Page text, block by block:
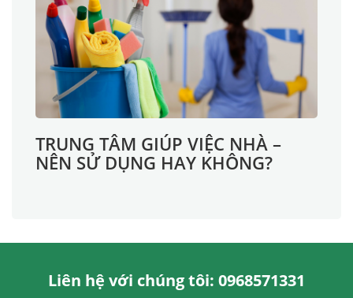
TRUNG TÂM GIÚP VIỆC NHÀ –
NÊN SỬ DỤNG HAY KHÔNG?
Liên hệ với chúng tôi: 0968571331